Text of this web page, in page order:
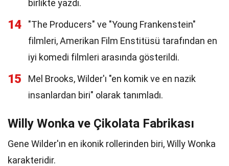
birlikte yazdı.
14
"The Producers" ve "Young Frankenstein"
filmleri, Amerikan Film Enstitüsü tarafından en
iyi komedi filmleri arasında gösterildi.
15
Mel Brooks, Wilder'ı "en komik ve en nazik
insanlardan biri" olarak tanımladı.
Willy Wonka ve Çikolata Fabrikası
Gene Wilder'ın en ikonik rollerinden biri, Willy Wonka
karakteridir.